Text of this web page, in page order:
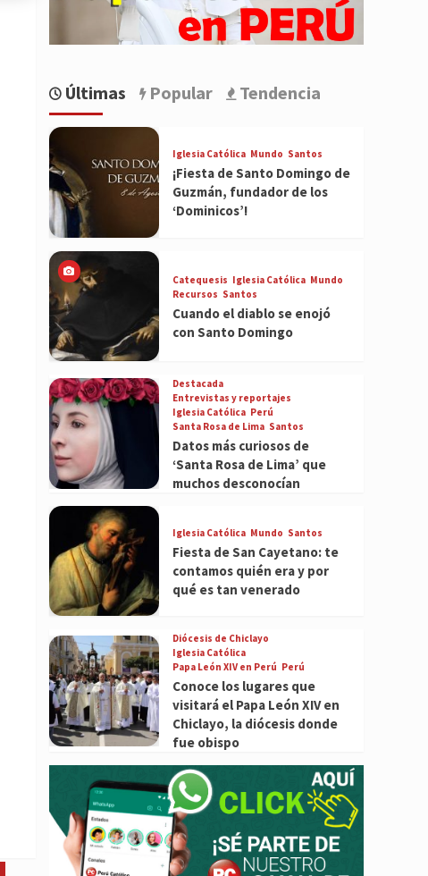
Últimas Popular Tendencia
Iglesia Católica Mundo Santos
¡Fiesta de Santo Domingo de
Guzmán, fundador de los
‘Dominicos’!
Catequesis Iglesia Católica Mundo
Recursos Santos
Cuando el diablo se enojó
con Santo Domingo
Destacada
Entrevistas y reportajes
Iglesia Católica Perú
Santa Rosa de Lima Santos
Datos más curiosos de
‘Santa Rosa de Lima’ que
muchos desconocían
Iglesia Católica Mundo Santos
Fiesta de San Cayetano: te
contamos quién era y por
qué es tan venerado
Diócesis de Chiclayo
Iglesia Católica
Papa León XIV en Perú Perú
Conoce los lugares que
visitará el Papa León XIV en
Chiclayo, la diócesis donde
fue obispo